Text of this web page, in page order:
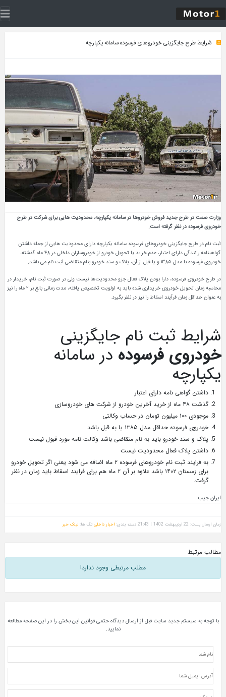
شرایط طرح جایگزینی خودروهای فرسوده سامانه یکپارچه
وزارت صمت در طرح جدید فروش خودروها در سامانه یکپارچه، محدودیت هایی برای شرکت در طرح
خودروی فرسوده در نظر گرفته است.
ثبت‌ نام در طرح جایگزینی خودروهای فرسوده سامانه یکپارچه دارای محدودیت هایی از جمله داشتن
گواهینامه رانندگی دارای اعتبار، عدم خرید یا تحویل خودرو از خودروسازان داخلی در ۴۸ ماه گذشته،
خودروی فرسوده با مدل ۱۳۸۵ و یا قبل از آن، پلاک و سند خودرو بنام متقاضی ثبت‌ نام می باشد.
در طرح خودروی فرسوده، دارا بودن پلاک فعال جزو محدودیت‌ها نیست ولی در صورت ثبت‌ نام، خریدار در
محاسبه زمان تحویل خودروی خریداری شده باید به اولویت تخصیص یافته، مدت زمانی بالغ بر ۲ ماه را نیز
به عنوان حداقل زمان فرآیند اسقاط را نیز در نظر بگیرد.
شرایط ثبت نام جایگزینی
خودروی فرسوده در سامانه
یکپارچه
داشتن گواهی نامه دارای اعتبار
گذشت ۴۸ ماه از خرید آخرین خودرو از شرکت های خودروسازی
موجودی ۱۰۰ میلیون تومان در حساب وکالتی
خودروی فرسوده حداقل مدل ۱۳۸۵ یا به قبل باشد
پلاک و سند خودرو باید به نام متقاضی باشد وکالت نامه مورد قبول نیست
داشتن پلاک فعال محدودیت نیست
به فرایند ثبت نام خودروهای فرسوده ۲ ماه اضافه می شود یعنی اگر تحویل خودرو
برای زمستان ۱۴۰۲ باشد علاوه بر آن ۲ ماه هم برای فرایند اسقاط باید زمان در نظر
گرفت.
ایران جیب
زمان ارسال پست: 22 اردیبهشت 1402 | 21:43 دسته بندی: اخبار داخلی تگ ها: لینک خبر
مطالب مرتبط
مطلب مرتبطی وجود ندارد!
با توجه به سیستم جدید سایت قبل از ارسال دیدگاه حتمی قوانین این بخش را در این صفحه مطالعه
نمایید.